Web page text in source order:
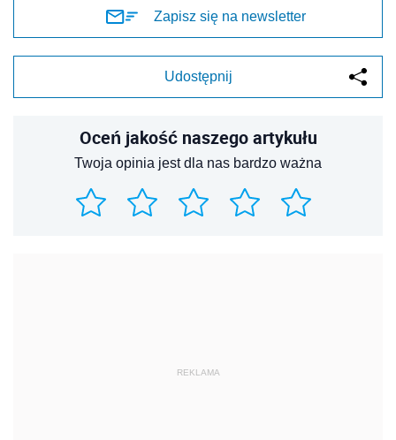
Zapisz się na newsletter
Udostępnij
Oceń jakość naszego artykułu
Twoja opinia jest dla nas bardzo ważna
REKLAMA